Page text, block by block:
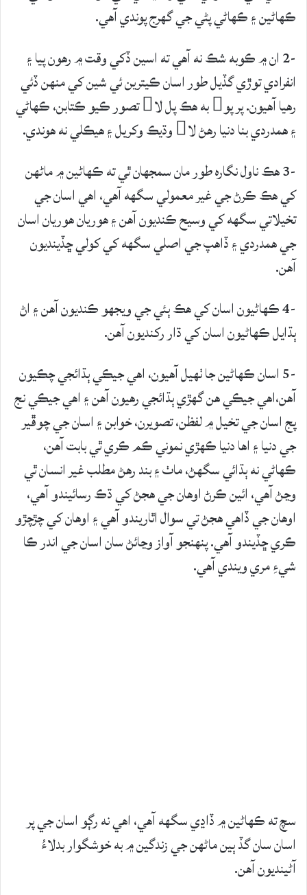
ڪهاڻين ۽ ڪهاڻي پڻي جي گهرج پوندي آھي.
-2 ان ۾ ڪوبه شڪ نه آھي ته اسين ڏکي وقت ۾ رهون پيا ۽
انفرادي توڙي گڏيل طور اسان ڪيترين ئي شين کي منهن ڏئي
رهيا آھيون. پر پو به هڪ پل لا تصور ڪيو ڪتابن، ڪهاڻي
۽ همدردي بنا دنيا رهڻ لا وڌيڪ وکريل ۽ هيڪلي نه هوندي.
-3 هڪ ناول نگاره طور مان سمجهان ٿي ته ڪهاڻين ۾ ماڻھن
کي هڪ ڪرڻ جي غير معمولي سگهه آھي، اهي اسان جي
تخيلاتي سگهه کي وسيح ڪنديون آھن ۽ ھوريان هوريان اسان
جي همدردي ۽ ڏاهپ جي اصلي سگهه کي کولي ڇڏينديون
آھن.
-4 ڪهاڻيون اسان کي هڪ ٻئي جي ويجهو ڪنديون آھن ۽ اڻ
ٻڌايل ڪهاڻيون اسان کي ڌار رکنديون آھن.
-5 اسان ڪهاڻين جا ٺهيل آھيون، اهي جيڪي ٻڌائجي چڪيون
آھن،اهي جيڪي هن گهڙي ٻڌائجي رهيون آھن ۽ اهي جيڪي نج
پج اسان جي تخيل ۾ لفظن، تصويرن، خوابن ۽ اسان جي چوڦير
جي دنيا ۽ اها دنيا ڪهڙي نموني ڪم ڪري ٿي بابت آھن،
ڪهاڻي نه ٻڌائي سگهڻ، ماٺ ۽ بند رهڻ مطلب غير انسان ٿي
وڃڻ آھي، ائين ڪرڻ اوهان جي هجڻ کي ڌڪ رسائيندو آھي،
اوهان جي ڏاهي هجڻ تي سوال اٿاريندو آھي ۽ اوهان کي چڙچڙو
ڪري ڇڏيندو آھي. پنهنجو آواز وڃائڻ سان اسان جي اندر ڪا
شيءِ مري ويندي آھي.
سچ ته ڪهاڻين ۾ ڏاڍي سگهه آھي، اهي نه رڳو اسان جي پر
اسان سان گڏ ٻين ماڻھن جي زندگين ۾ به خوشگوار بدلاءُ
آڻينديون آھن.